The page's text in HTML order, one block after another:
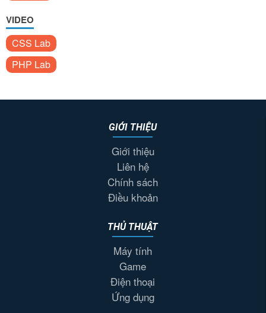
VIDEO
CSS Lab
PHP Lab
GIỚI THIỆU
Giới thiệu
Liên hệ
Chính sách
Điều khoản
THỦ THUẬT
Máy tính
Game
Điện thoại
Ứng dụng